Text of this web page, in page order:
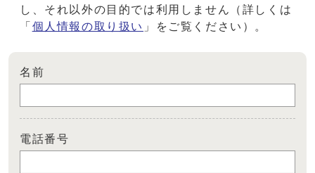
し、それ以外の目的では利用しません（詳しくは
「 個人情報の取り扱い 」をご覧ください）。
名前
電話番号